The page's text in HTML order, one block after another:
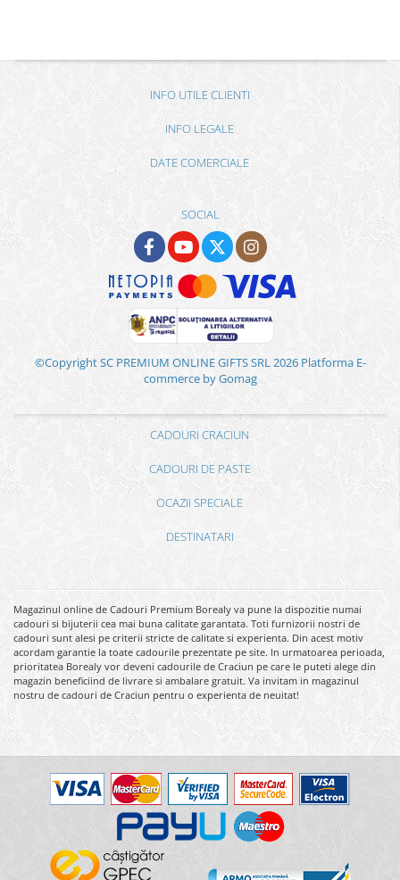
INFO UTILE CLIENTI
INFO LEGALE
DATE COMERCIALE
SOCIAL
©Copyright SC PREMIUM ONLINE GIFTS SRL 2026 Platforma E-
commerce by Gomag
CADOURI CRACIUN
CADOURI DE PASTE
OCAZII SPECIALE
DESTINATARI
Magazinul online de Cadouri Premium Borealy va pune la dispozitie numai
cadouri si bijuterii cea mai buna calitate garantata. Toti furnizorii nostri de
cadouri sunt alesi pe criterii stricte de calitate si experienta. Din acest motiv
acordam garantie la toate cadourile prezentate pe site. In urmatoarea perioada,
prioritatea Borealy vor deveni cadourile de Craciun pe care le puteti alege din
magazin beneficiind de livrare si ambalare gratuit. Va invitam in magazinul
nostru de cadouri de Craciun pentru o experienta de neuitat!